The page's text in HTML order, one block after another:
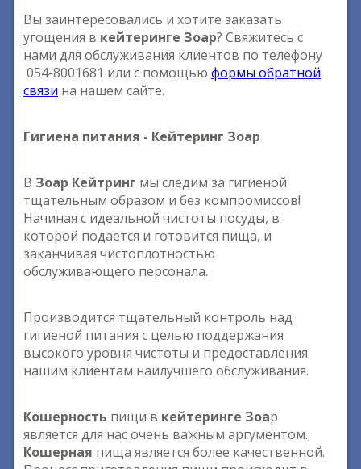
Вы заинтересовались и хотите заказать
угощения в кейтеринге Зоар? Свяжитесь с
нами для обслуживания клиентов по телефону
054-8001681 или с помощью формы обратной
связи на нашем сайте.
Гигиена питания - Кейтеринг Зоар
В Зоар Кейтринг мы следим за гигиеной
тщательным образом и без компромиссов!
Начиная с идеальной чистоты посуды, в
которой подается и готовится пища, и
заканчивая чистоплотностью
обслуживающего персонала.
Производится тщательный контроль над
гигиеной питания с целью поддержания
высокого уровня чистоты и предоставления
нашим клиентам наилучшего обслуживания.
Кошерность пищи в кейтеринге Зоар
является для нас очень важным аргументом.
Кошерная пища является более качественной.